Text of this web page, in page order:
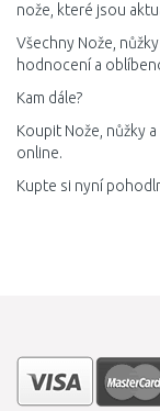
nože, které jsou
Všechny Nože,
hodnocení a
Kam dále?
Koupit Nože, nůžky
online.
Kupte si nyní